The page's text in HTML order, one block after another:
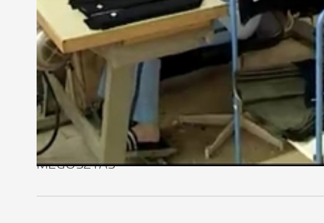
Leskó Tamás - főosztályvezető-helyettes, Nemzetgazdasági
"Ha azt keresnénk, hogy hol találjuk meg azt az egymillió
vállalkozás-erősítéssel ismételten bevonható lenne, az
Szakemberek szerint a textilágazat integráló szerepet
hiszen akár az otthonteremtésben, akár az egészségiparban
MEGOSZTÁS